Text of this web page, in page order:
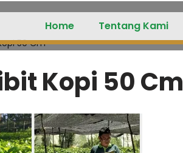
Home Tentang Kami
50 Cm
Kopi 50 Cm